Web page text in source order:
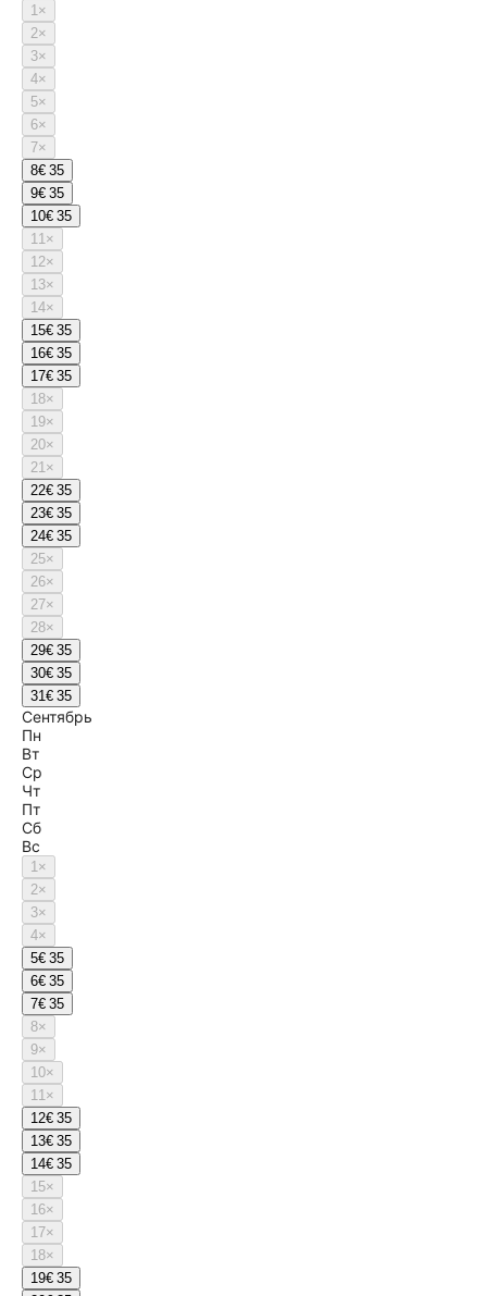
1×
2×
3×
4×
5×
6×
7×
8€ 35
9€ 35
10€ 35
11×
12×
13×
14×
15€ 35
16€ 35
17€ 35
18×
19×
20×
21×
22€ 35
23€ 35
24€ 35
25×
26×
27×
28×
29€ 35
30€ 35
31€ 35
Сентябрь
Пн
Вт
Ср
Чт
Пт
Сб
Вс
1×
2×
3×
4×
5€ 35
6€ 35
7€ 35
8×
9×
10×
11×
12€ 35
13€ 35
14€ 35
15×
16×
17×
18×
19€ 35